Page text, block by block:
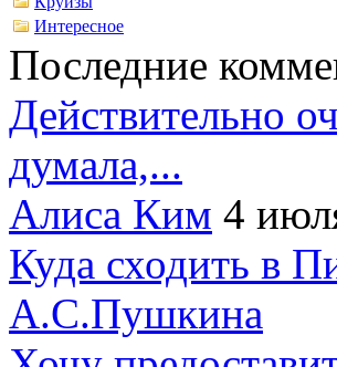
Интересное
Последние
Действительно
думала,...
Алиса Ким 4
Куда сходить в
А.С.Пушкина